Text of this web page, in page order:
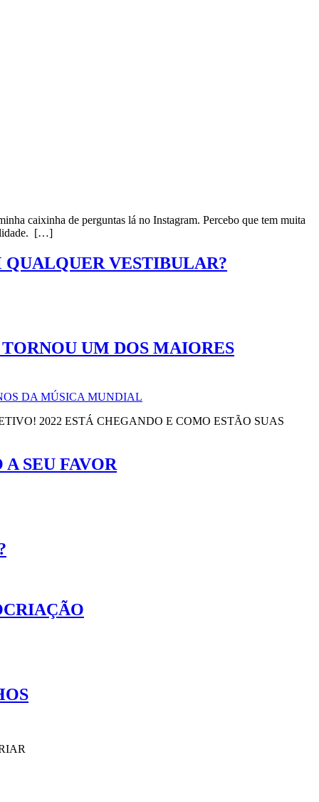
caixinha de perguntas lá no Instagram. Percebo que tem muita
[…]
QUALQUER VESTIBULAR?
UM DOS MAIORES
2022 ESTÁ CHEGANDO E COMO ESTÃO SUAS
SEU FAVOR